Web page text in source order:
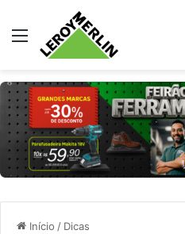
Menu
Início / Dicas